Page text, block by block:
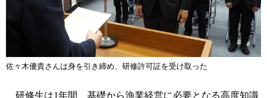
佐々木優貴さんは身を引き締め、研修許可証を受け取った
研修生は1年間、基礎から漁業経営に必要となる高度知識